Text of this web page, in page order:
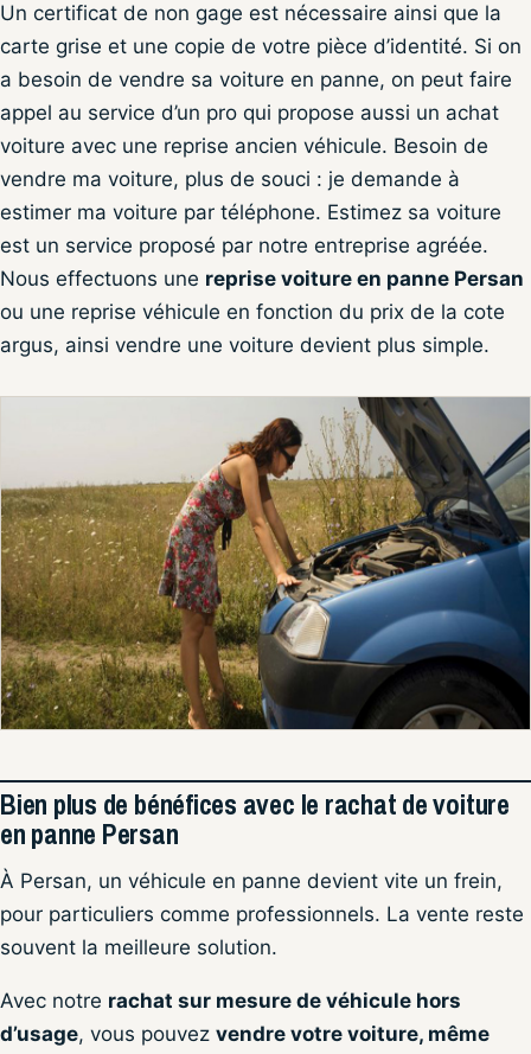
Un certificat de non gage est nécessaire ainsi que la
carte grise et une copie de votre pièce d’identité. Si on
a besoin de vendre sa voiture en panne, on peut faire
appel au service d’un pro qui propose aussi un achat
voiture avec une reprise ancien véhicule. Besoin de
vendre ma voiture, plus de souci : je demande à
estimer ma voiture par téléphone. Estimez sa voiture
est un service proposé par notre entreprise agréée.
Nous effectuons une reprise voiture en panne Persan
ou une reprise véhicule en fonction du prix de la cote
argus, ainsi vendre une voiture devient plus simple.
Bien plus de bénéfices avec le rachat de voiture
en panne Persan
À Persan, un véhicule en panne devient vite un frein,
pour particuliers comme professionnels. La vente reste
souvent la meilleure solution.
Avec notre rachat sur mesure de véhicule hors
d’usage, vous pouvez vendre votre voiture, même